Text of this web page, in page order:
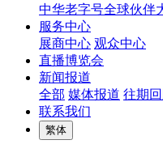
中华老字号全球伙伴
服务中心
展商中心 观众中心
直播博览会
新闻报道
全部 媒体报道 往期
联系我们
繁体